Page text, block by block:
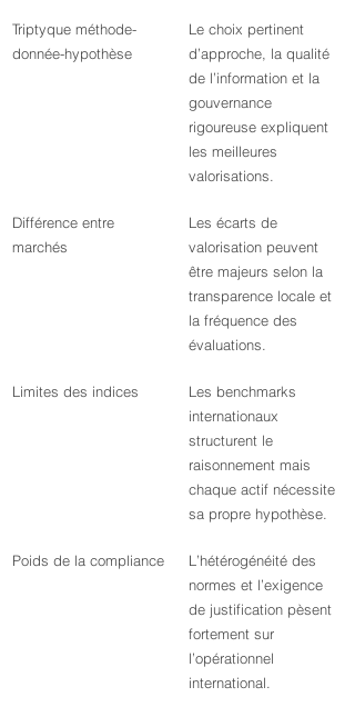
Triptyque méthode-
donnée-hypothèse
Le choix pertinent
d’approche, la qualité
de l’information et la
gouvernance
rigoureuse expliquent
les meilleures
valorisations.
Différence entre
marchés
Les écarts de
valorisation peuvent
être majeurs selon la
transparence locale et
la fréquence des
évaluations.
Limites des indices
Les benchmarks
internationaux
structurent le
raisonnement mais
chaque actif nécessite
sa propre hypothèse.
Poids de la compliance
L’hétérogénéité des
normes et l’exigence
de justification pèsent
fortement sur
l’opérationnel
international.